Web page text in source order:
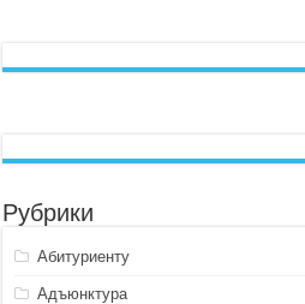
Рубрики
Абитуриенту
Адъюнктура